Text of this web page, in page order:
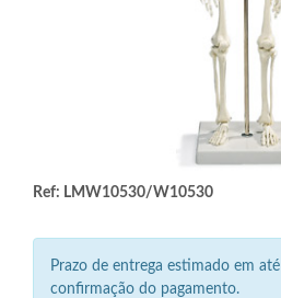
Ref: LMW10530/W10530
Prazo de entrega estimado em até
confirmação do pagamento.